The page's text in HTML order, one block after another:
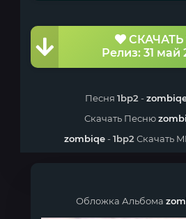
СКАЧАТЬ
Релиз: 31 май
Песня 1bp2 -
Скачать Песню
zombiqe-1bp2 Скачать
Обложка Альбома